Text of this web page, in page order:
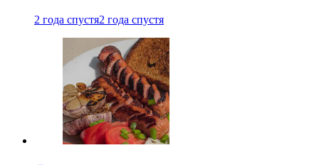
2 года спустя2 года спустя